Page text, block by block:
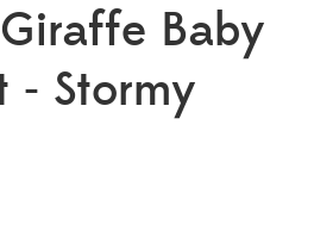
Baby
- Stormy